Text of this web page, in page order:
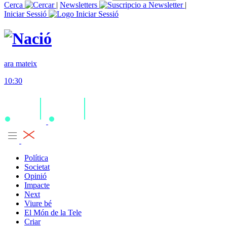
Cerca
| Newsletters
|
Iniciar Sessió
ara mateix
10:30
Política
Societat
Opinió
Impacte
Next
Viure bé
El Món de la Tele
Criar